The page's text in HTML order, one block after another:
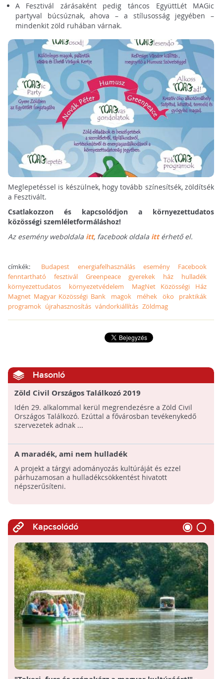
A Fesztivál zárásaként pedig táncos EgyüttLét MAGic
partyval búcsúznak, ahova – a stílusosság jegyében –
mindenkit zöld ruhában várnak.
Meglepetéssel is készülnek, hogy tovább színesítsék, zöldítsék
a Fesztivált.
Csatlakozzon és kapcsolódjon a környezettudatos
közösségi szemléletformáláshoz!
Az esemény weboldala itt,facebook oldala ittérhető el.
címkék: Budapest energiafelhasználás esemény
Facebook
fenntartható
fesztivál Greenpeace gyerekek ház
hulladék
környezettudatos
környezetvédelem
MagNet Közösségi Ház
Magnet Magyar Közösségi Bank
magok méhek öko
praktikák
programok újrahasznosítás vándorkiállítás Zöldmag
Hasonló
Zöld Civil Országos Találkozó 2019
Idén 29. alkalommal kerül megrendezésre a Zöld Civil
Országos Találkozó. Ezúttal a fővárosban tevékenykedő
szervezetek adnak ...
A maradék, ami nem hulladék
A projekt a tárgyi adományozás kultúráját és ezzel
párhuzamosan a hulladékcsökkentést hivatott
népszerűsíteni.
Kapcsolódó